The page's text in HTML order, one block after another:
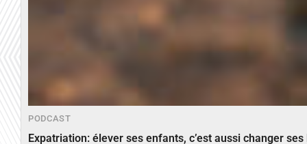
PODCAST
Expatriation: élever ses enfants, c’est aussi changer